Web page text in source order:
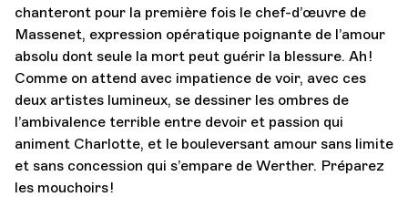
chanteront pour la première fois le chef-d’œuvre de
Massenet, expression opératique poignante de l’amour
absolu dont seule la mort peut guérir la blessure. Ah !
Comme on attend avec impatience de voir, avec ces
deux artistes lumineux, se dessiner les ombres de
l’ambivalence terrible entre devoir et passion qui
animent Charlotte, et le bouleversant amour sans limite
et sans concession qui s’empare de Werther. Préparez
les mouchoirs !